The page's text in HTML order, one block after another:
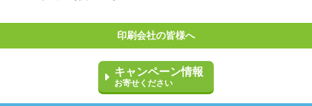
印刷会社の皆様へ
キャンペーン情報
お寄せください